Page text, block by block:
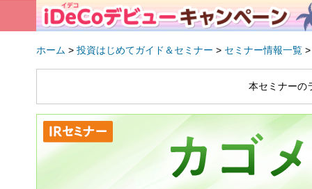
ホーム > 投資はじめてガイド＆セミナー > セミナー情報一覧
本セミナーの